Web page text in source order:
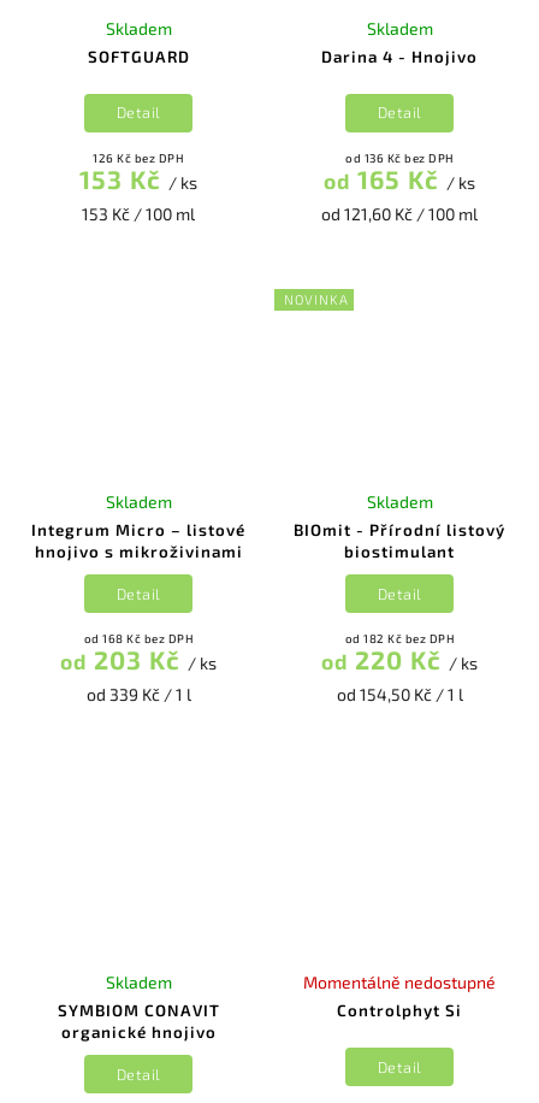
SOFTGUARD
Skladem
126 Kč bez DPH
153 Kč / ks
153 Kč / 100 ml
Detail
Darina 4 - Hnojivo
Skladem
od 136 Kč bez DPH
od 165 Kč / ks
od 121,60 Kč / 100 ml
Detail
Integrum Micro – listové
hnojivo s mikroživinami
Skladem
od 168 Kč bez DPH
od 203 Kč / ks
od 339 Kč / 1 l
Detail
NOVINKA
BIOmit - Přírodní listový
biostimulant
Skladem
od 182 Kč bez DPH
od 220 Kč / ks
od 154,50 Kč / 1 l
Detail
SYMBIOM CONAVIT
organické hnojivo
Skladem
Detail
Controlphyt Si
Momentálně nedostupné
Detail